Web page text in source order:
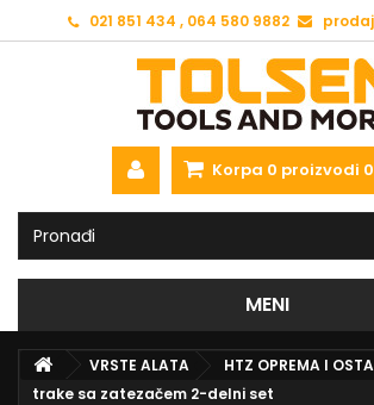
021 851 434 , 064 580 9882
Korpa 0 proizvodi
MENI
VRSTE ALATA HTZ OPREMA I
trake sa zatezačem 2-delni set